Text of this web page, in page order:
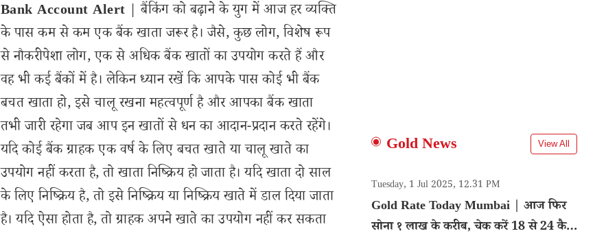
Bank Account Alert | बैंकिंग को बढ़ाने के युग में आज हर व्यक्ति
के पास कम से कम एक बैंक खाता जरूर है। जैसे, कुछ लोग, विशेष रूप
से नौकरीपेशा लोग, एक से अधिक बैंक खातों का उपयोग करते हैं और
वह भी कई बैंकों में है। लेकिन ध्यान रखें कि आपके पास कोई भी बैंक
बचत खाता हो, इसे चालू रखना महत्वपूर्ण है और आपका बैंक खाता
तभी जारी रहेगा जब आप इन खातों से धन का आदान-प्रदान करते रहेंगे।
यदि कोई बैंक ग्राहक एक वर्ष के लिए बचत खाते या चालू खाते का
उपयोग नहीं करता है, तो खाता निष्क्रिय हो जाता है। यदि खाता दो साल
के लिए निष्क्रिय है, तो इसे निष्क्रिय या निष्क्रिय खाते में डाल दिया जाता
है। यदि ऐसा होता है, तो ग्राहक अपने खाते का उपयोग नहीं कर सकता
Gold News View All
Tuesday, 1 Jul 2025, 12.31 PM
Gold Rate Today Mumbai | आज फिर
सोना १ लाख के करीब, चेक करें 18 से 24 कैरेट